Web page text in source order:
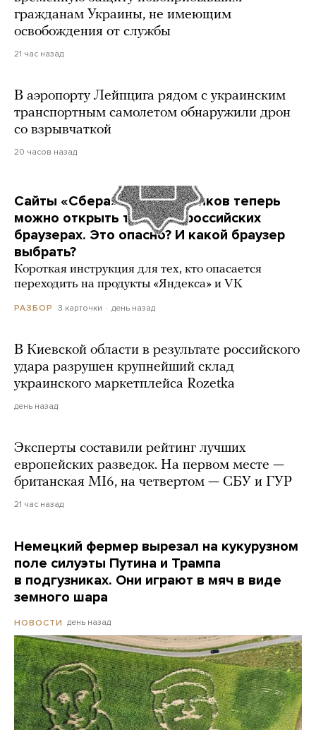
гражданам Украины, не имеющим
освобождения от службы
21 час назад
В аэропорту Лейпцига рядом с украинским
транспортным самолетом обнаружили дрон
со взрывчаткой
20 часов назад
Сайты «Сбера» и других банков теперь
можно открыть только в российских
браузерах. Это опасно? И какой браузер
выбрать?
Короткая инструкция для тех, кто опасается
переходить на продукты «Яндекса» и VK
РАЗБОР 3 карточки день назад
В Киевской области в результате российского
удара разрушен крупнейший склад
украинского маркетплейса Rozetka
день назад
Эксперты составили рейтинг лучших
европейских разведок. На первом месте —
британская MI6, на четвертом — СБУ и ГУР
21 час назад
Немецкий фермер вырезал на кукурузном
поле силуэты Путина и Трампа
в подгузниках. Они играют в мяч в виде
земного шара
НОВОСТИ день назад